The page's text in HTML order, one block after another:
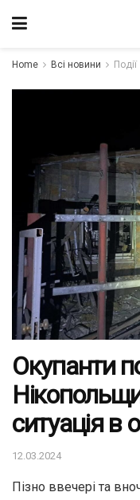
Home Всі новини Події
Окупанти
ситуація в
12.03.2024
Пізно ввечері та